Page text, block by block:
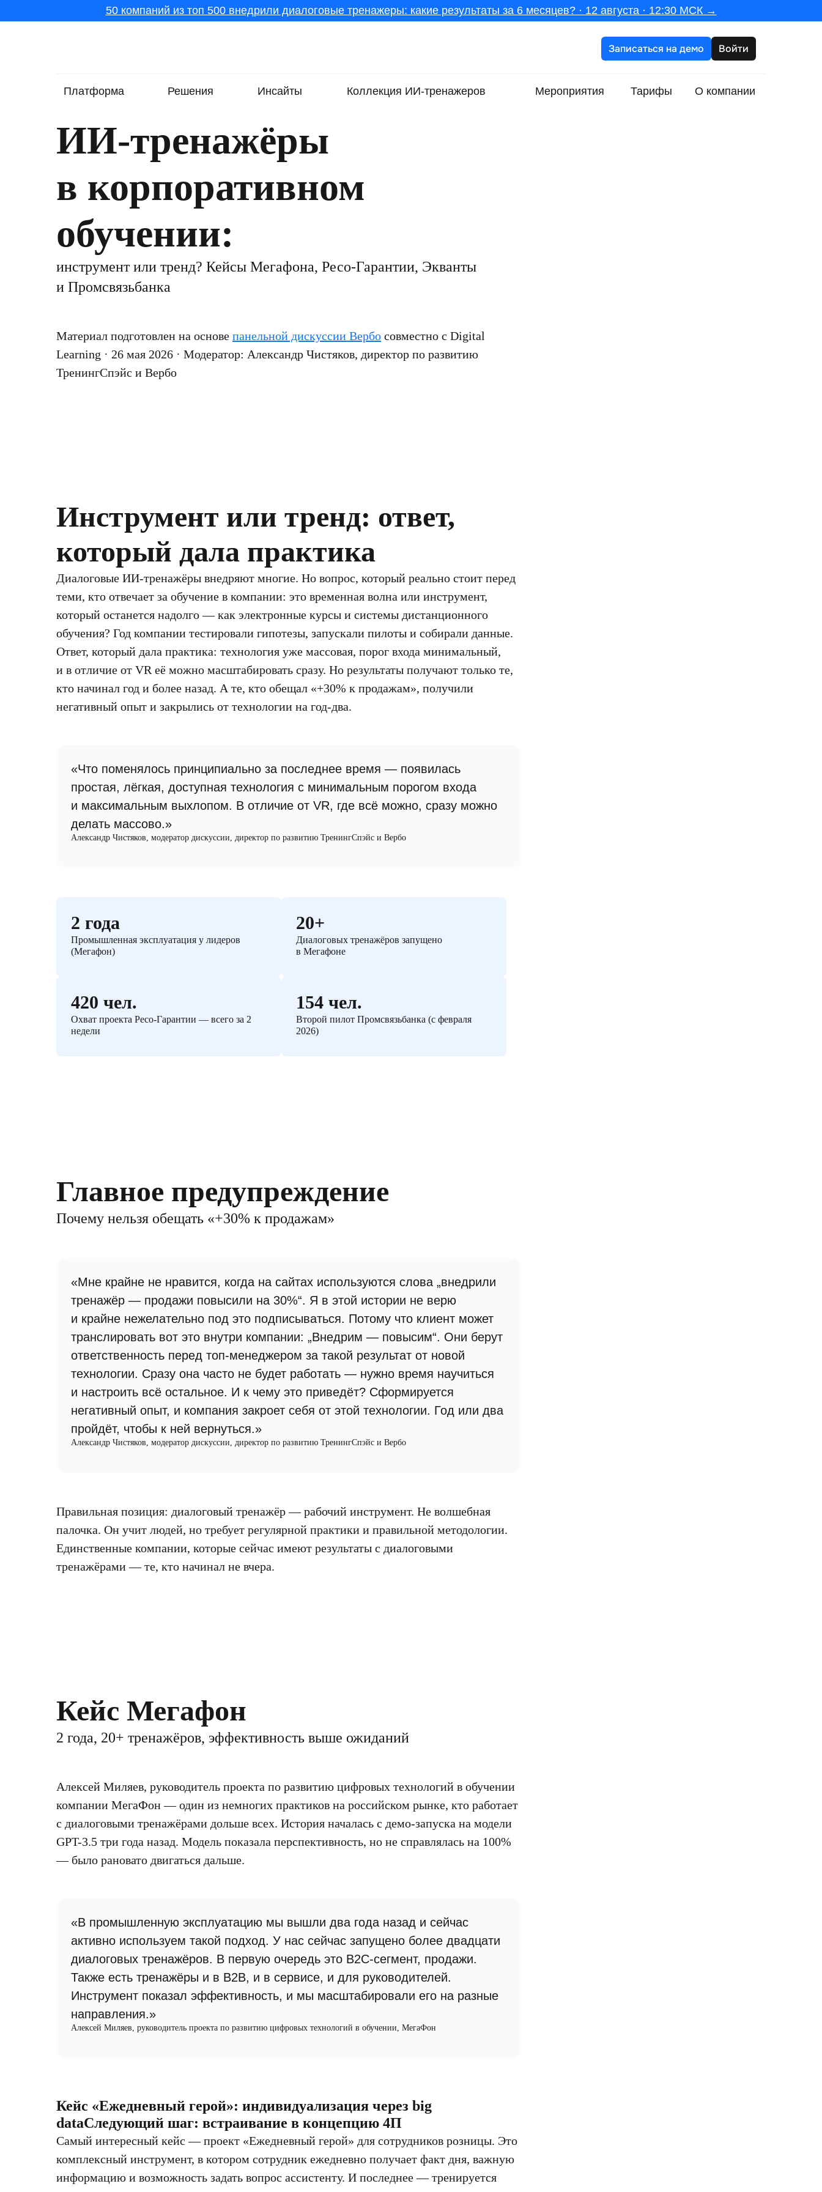
Платформа Решения Инсайты Коллекция ИИ-тренажеров
50 компаний из топ 500 внедрили диалоговые тренажеры: какие результаты за 6 месяцев? · 12 августа · 12:30 МСК →
Записаться на демо Войти
Мероприятия Тарифы О компании
ИИ-тренажёры
в корпоративном
обучении:
инструмент или тренд? Кейсы Мегафона, Ресо-Гарантии, Экванты
и Промсвязьбанка
Материал подготовлен на основе панельной дискуссии Вербо совместно с Digital
Learning · 26 мая 2026 · Модератор: Александр Чистяков, директор по развитию
ТренингСпэйс и Вербо
Инструмент или тренд: ответ,
который дала практика
Диалоговые ИИ-тренажёры внедряют многие. Но вопрос, который реально стоит перед
теми, кто отвечает за обучение в компании: это временная волна или инструмент,
который останется надолго — как электронные курсы и системы дистанционного
обучения? Год компании тестировали гипотезы, запускали пилоты и собирали данные.
Ответ, который дала практика: технология уже массовая, порог входа минимальный,
и в отличие от VR её можно масштабировать сразу. Но результаты получают только те,
кто начинал год и более назад. А те, кто обещал «+30% к продажам», получили
негативный опыт и закрылись от технологии на год-два.
«Что поменялось принципиально за последнее время — появилась
простая, лёгкая, доступная технология с минимальным порогом входа
и максимальным выхлопом. В отличие от VR, где всё можно, сразу можно
делать массово.»
Александр Чистяков, модератор дискуссии, директор по развитию ТренингСпэйс и Вербо
2 года
Промышленная эксплуатация у лидеров
(Мегафон)
20+
Диалоговых тренажёров запущено
в Мегафоне
420 чел.
Охват проекта Ресо-Гарантии — всего за 2
недели
154 чел.
Второй пилот Промсвязьбанка (с февраля
2026)
Главное предупреждение
Почему нельзя обещать «+30% к продажам»
«Мне крайне не нравится, когда на сайтах используются слова „внедрили
тренажёр — продажи повысили на 30%“. Я в этой истории не верю
и крайне нежелательно под это подписываться. Потому что клиент может
транслировать вот это внутри компании: „Внедрим — повысим“. Они берут
ответственность перед топ-менеджером за такой результат от новой
технологии. Сразу она часто не будет работать — нужно время научиться
и настроить всё остальное. И к чему это приведёт? Сформируется
негативный опыт, и компания закроет себя от этой технологии. Год или два
пройдёт, чтобы к ней вернуться.»
Александр Чистяков, модератор дискуссии, директор по развитию ТренингСпэйс и Вербо
Правильная позиция: диалоговый тренажёр — рабочий инструмент. Не волшебная
палочка. Он учит людей, но требует регулярной практики и правильной методологии.
Единственные компании, которые сейчас имеют результаты с диалоговыми
тренажёрами — те, кто начинал не вчера.
Кейс Мегафон
2 года, 20+ тренажёров, эффективность выше ожиданий
Алексей Миляев, руководитель проекта по развитию цифровых технологий в обучении
компании МегаФон — один из немногих практиков на российском рынке, кто работает
с диалоговыми тренажёрами дольше всех. История началась с демо-запуска на модели
GPT-3.5 три года назад. Модель показала перспективность, но не справлялась на 100%
— было рановато двигаться дальше.
«В промышленную эксплуатацию мы вышли два года назад и сейчас
активно используем такой подход. У нас сейчас запущено более двадцати
диалоговых тренажёров. В первую очередь это B2C-сегмент, продажи.
Также есть тренажёры и в B2B, и в сервисе, и для руководителей.
Инструмент показал эффективность, и мы масштабировали его на разные
направления.»
Алексей Миляев, руководитель проекта по развитию цифровых технологий в обучении, МегаФон
Кейс «Ежедневный герой»: индивидуализация через big
dataСледующий шаг: встраивание в концепцию 4П
Самый интересный кейс — проект «Ежедневный герой» для сотрудников розницы. Это
комплексный инструмент, в котором сотрудник ежедневно получает факт дня, важную
информацию и возможность задать вопрос ассистенту. И последнее — тренируется